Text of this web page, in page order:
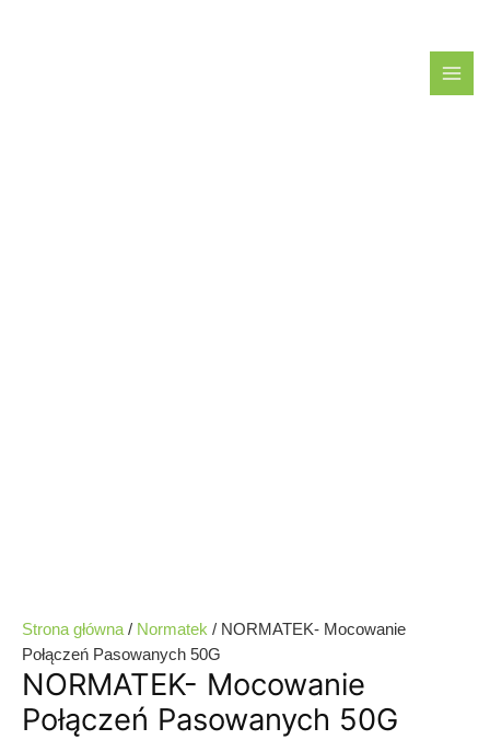
Strona główna / Normatek / NORMATEK- Mocowanie
Połączeń Pasowanych 50G
NORMATEK- Mocowanie
Połączeń Pasowanych 50G